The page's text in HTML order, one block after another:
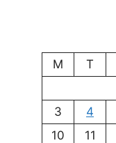
M
T
3
4
10
11